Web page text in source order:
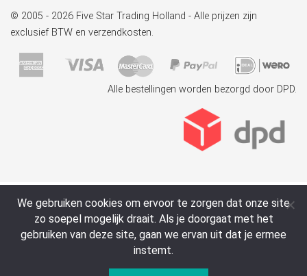
© 2005 - 2026 Five Star Trading Holland - Alle prijzen zijn
exclusief BTW en verzendkosten.
Alle bestellingen worden bezorgd door DPD.
We gebruiken cookies om ervoor te zorgen dat onze site
zo soepel mogelijk draait. Als je doorgaat met het
gebruiken van deze site, gaan we ervan uit dat je ermee
instemt.